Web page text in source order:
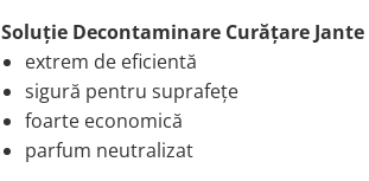
Soluţie Decontaminare Curăţare Jante
extrem de eficientă
sigură pentru suprafețe
foarte economică
parfum neutralizat